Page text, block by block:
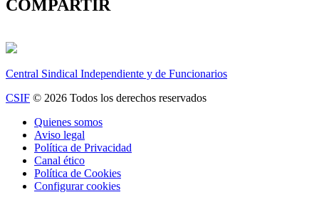
COMPARTIR
Central Sindical Independiente y de Funcionarios
CSIF © 2026 Todos los derechos reservados
Quienes somos
Aviso legal
Política de Privacidad
Canal ético
Política de Cookies
Configurar cookies